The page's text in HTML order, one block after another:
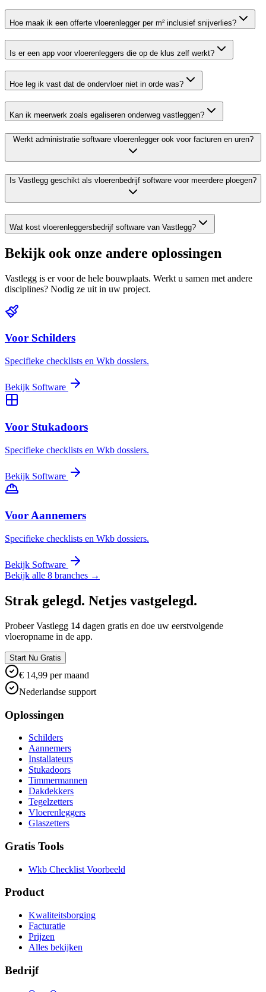
Hoe maak ik een offerte vloerenlegger per m² inclusief snijverlies?
Is er een app voor vloerenleggers die op de klus zelf werkt?
Hoe leg ik vast dat de ondervloer niet in orde was?
Kan ik meerwerk zoals egaliseren onderweg vastleggen?
Werkt administratie software vloerenlegger ook voor facturen en uren?
Is Vastlegg geschikt als vloerenbedrijf software voor meerdere ploegen?
Wat kost vloerenleggersbedrijf software van Vastlegg?
Bekijk ook onze andere oplossingen
Vastlegg is er voor de hele bouwplaats. Werkt u samen met andere
disciplines? Nodig ze uit in uw project.
Voor Schilders
Specifieke checklists en Wkb dossiers.
Bekijk Software
Voor Stukadoors
Specifieke checklists en Wkb dossiers.
Bekijk Software
Voor Aannemers
Specifieke checklists en Wkb dossiers.
Bekijk Software
Bekijk alle 8 branches →
Strak gelegd. Netjes vastgelegd.
Probeer Vastlegg 14 dagen gratis en doe uw eerstvolgende
vloeropname in de app.
Start Nu Gratis
€ 14,99 per maand
Nederlandse support
Oplossingen
Schilders
Aannemers
Installateurs
Stukadoors
Timmermannen
Dakdekkers
Tegelzetters
Vloerenleggers
Glaszetters
Gratis Tools
Wkb Checklist Voorbeeld
Product
Kwaliteitsborging
Facturatie
Prijzen
Alles bekijken
Bedrijf